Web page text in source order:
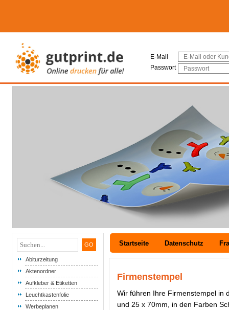
Startseite Datenschutz
Abiturzeitung
Aktenordner
Aufkleber & Etiketten
Leuchtkastenfolie
Werbeplanen
Firmenstempel
Wir führen Ihre Firmenstempel in
und 25 x 70mm, in den Farben